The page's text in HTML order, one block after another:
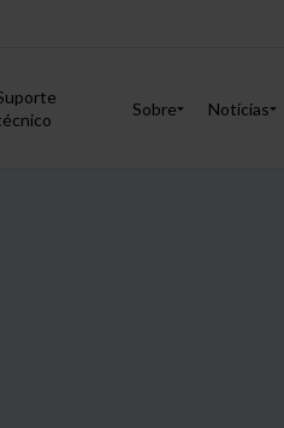
Sobre Notícias